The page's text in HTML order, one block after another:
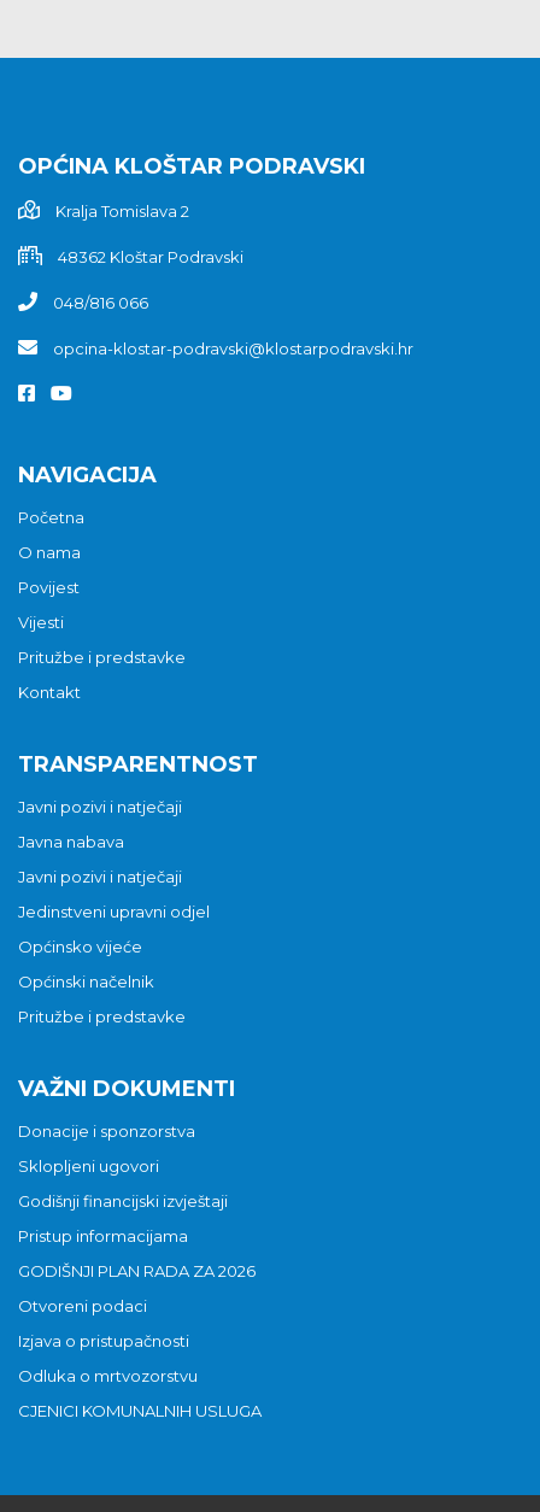
OPĆINA KLOŠTAR PODRAVSKI
Kralja Tomislava 2
48362 Kloštar Podravski
048/816 066
opcina-klostar-podravski@klostarpodravski.hr
NAVIGACIJA
Početna
O nama
Povijest
Vijesti
Pritužbe i predstavke
Kontakt
TRANSPARENTNOST
Javni pozivi i natječaji
Javna nabava
Javni pozivi i natječaji
Jedinstveni upravni odjel
Općinsko vijeće
Općinski načelnik
Pritužbe i predstavke
VAŽNI DOKUMENTI
Donacije i sponzorstva
Sklopljeni ugovori
Godišnji financijski izvještaji
Pristup informacijama
GODIŠNJI PLAN RADA ZA 2026
Otvoreni podaci
Izjava o pristupačnosti
Odluka o mrtvozorstvu
CJENICI KOMUNALNIH USLUGA